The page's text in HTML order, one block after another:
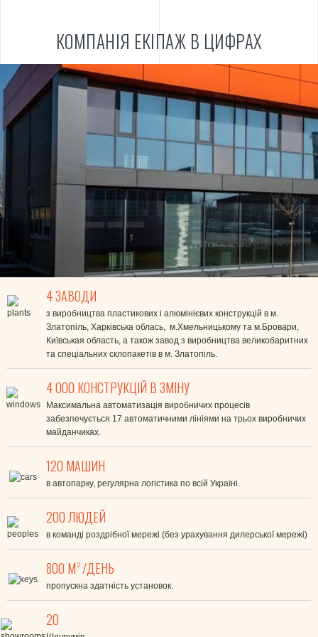
КОМПАНІЯ ЕКІПАЖ В ЦИФРАХ
4 ЗАВОДИ
з виробництва пластикових і алюмінієвих конструкцій в м.
Златопіль, Харківська облась, м.Хмельницькому та м.Бровари,
Київськая область, а також завод з виробництва великобаритних
та спеціальних склопакетів в м. Златопіль.
4 000 КОНСТРУКЦІЙ В ЗМІНУ
Максимальна автоматизація виробничих процесів
забезпечується 17 автоматичними лініями на трьох виробничих
майданчиках.
120 МАШИН
в автопарку, регулярна логістика по всій Україні.
200 ЛЮДЕЙ
в команді роздрібної мережі (без урахування дилерської мережі)
800 М 2 /ДЕНЬ
пропускна здатність установок.
20